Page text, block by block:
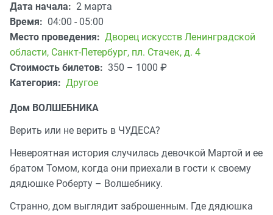
Дата начала: 2 марта
Время: 04:00 - 05:00
Место проведения: Дворец искусств Ленинградской
области, Санкт-Петербург, пл. Стачек, д. 4
Стоимость билетов: 350 – 1000 ₽
Категория: Другое
Дом ВОЛШЕБНИКА
Верить или не верить в ЧУДЕСА?
Невероятная история случилась девочкой Мартой и ее
братом Томом, когда они приехали в гости к своему
дядюшке Роберту – Волшебнику.
Странно, дом выглядит заброшенным. Где дядюшка